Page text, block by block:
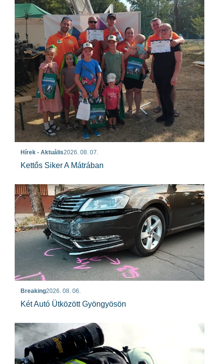
Hírek - Aktuális2026. 08. 07.
Kettős Siker A Mátrában
Breaking2026. 08. 06.
Két Autó Ütközött Gyöngyösön